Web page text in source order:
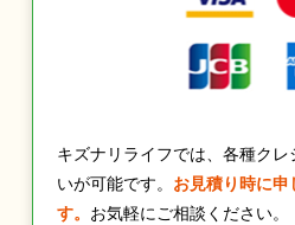
キズナリライフでは、各種ク
いが可能です。 お見積り時に申
す。 お気軽にご相談ください。